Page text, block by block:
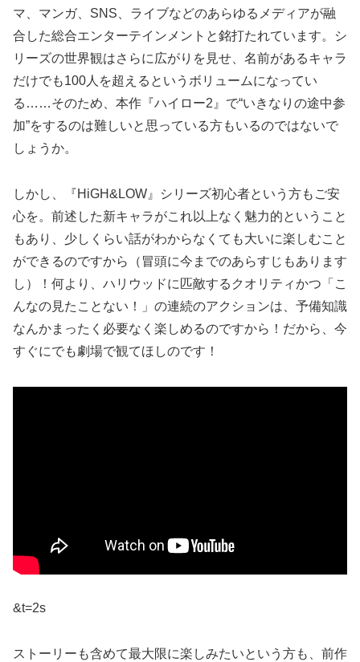
マ、マンガ、SNS、ライブなどのあらゆるメディアが融
合した総合エンターテインメントと銘打たれています。シ
リーズの世界観はさらに広がりを見せ、名前があるキャラ
だけでも100人を超えるというボリュームになってい
る……そのため、本作『ハイロー2』で“いきなりの途中参
加”をするのは難しいと思っている方もいるのではないで
しょうか。
しかし、『HiGH&LOW』シリーズ初心者という方もご安
心を。前述した新キャラがこれ以上なく魅力的ということ
もあり、少しくらい話がわからなくても大いに楽しむこと
ができるのですから（冒頭に今までのあらすじもあります
し）！何より、ハリウッドに匹敵するクオリティかつ「こ
んなの見たことない！」の連続のアクションは、予備知識
なんかまったく必要なく楽しめるのですから！だから、今
すぐにでも劇場で観てほしのです！
&t=2s
ストーリーも含めて最大限に楽しみたいという方も、前作